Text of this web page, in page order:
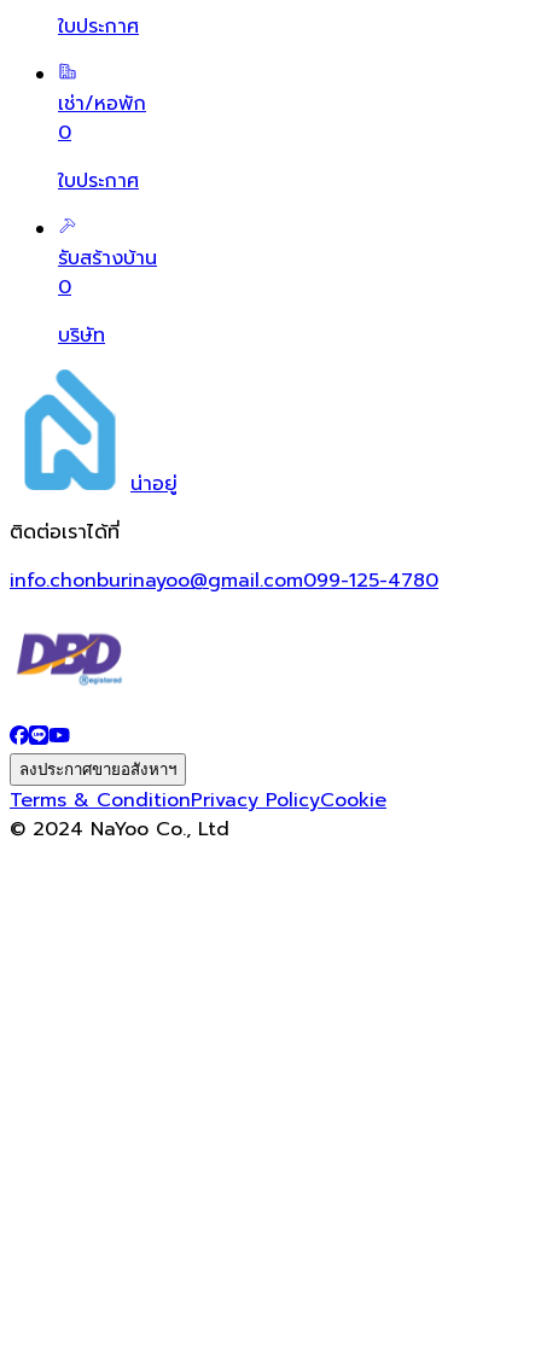
ใบประกาศ
เช่า/หอพัก
0
ใบประกาศ
รับสร้างบ้าน
0
บริษัท
น่าอยู่
ติดต่อเราได้ที่
info.chonburinayoo@gmail.com099-125-4780
ลงประกาศขายอสังหาฯ
Terms & ConditionPrivacy PolicyCookie
© 2024 NaYoo Co., Ltd